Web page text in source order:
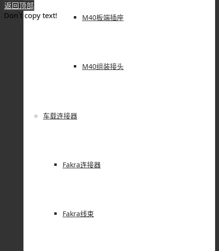
M40板端插座
M40组装接头
车载连接器
Fakra连接器
Fakra线束
返回顶部
Don`t copy text!